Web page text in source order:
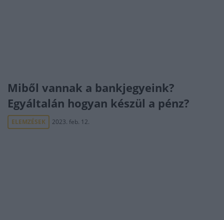
Miből vannak a bankjegyeink?
Egyáltalán hogyan készül a pénz?
ELEMZÉSEK 2023. feb. 12.